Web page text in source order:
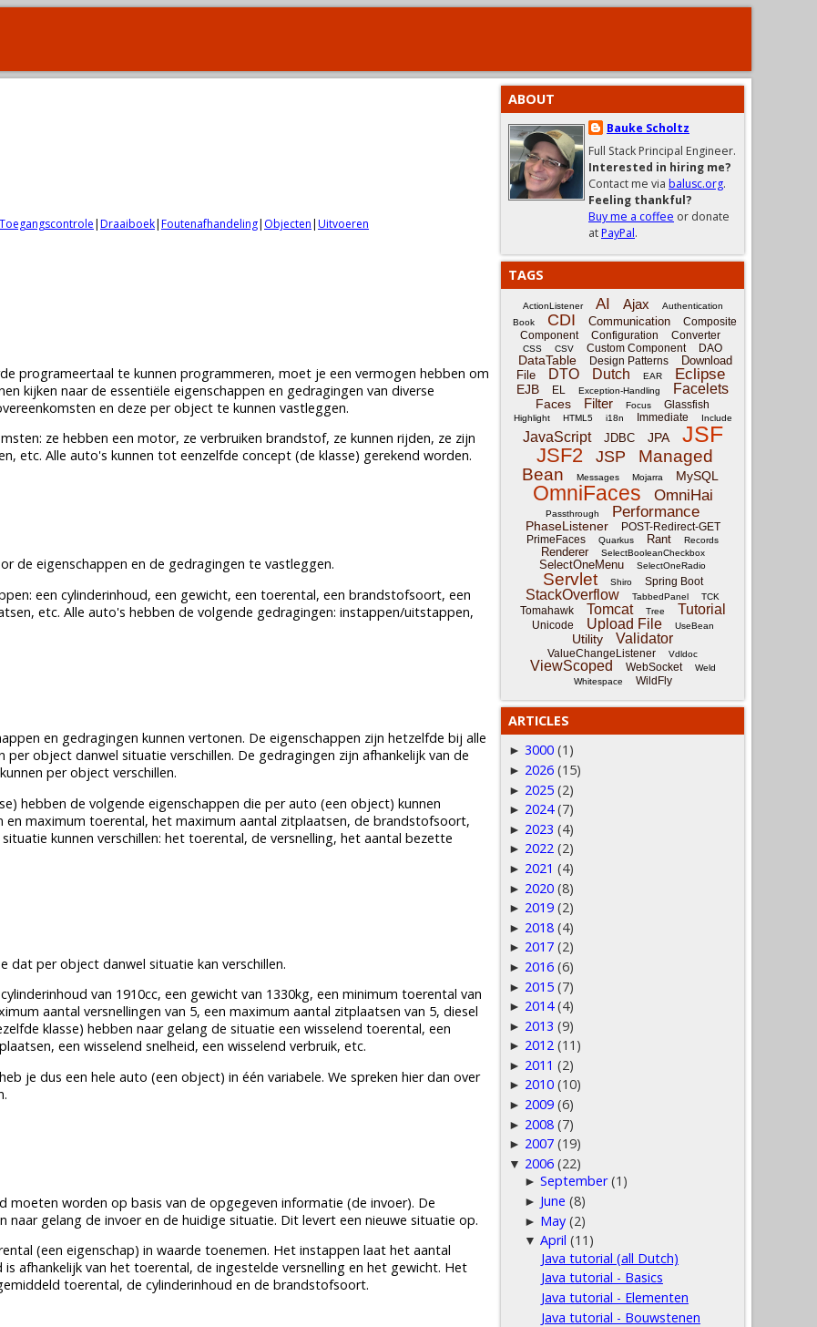
Toegangscontrole|Draaiboek|Foutenafhandeling| Objecten|Uitvoeren
programeertaal te kunnen programmeren, moet je een vermogen hebben om
kijken naar de essentiële eigenschappen en gedragingen van diverse
en deze per object te kunnen vastleggen.
ze hebben een motor, ze verbruiken brandstof, ze kunnen rijden, ze zijn
etc. Alle auto's kunnen tot eenzelfde concept (de klasse) gerekend worden.
de eigenschappen en de gedragingen te vastleggen.
een cylinderinhoud, een gewicht, een toerental, een brandstofsoort, een
etc. Alle auto's hebben de volgende gedragingen: instappen/uitstappen,
en gedragingen kunnen vertonen. De eigenschappen zijn hetzelfde bij alle
per object danwel situatie verschillen. De gedragingen zijn afhankelijk van de
per object verschillen.
) hebben de volgende eigenschappen die per auto (een object) kunnen
en maximum toerental, het maximum aantal zitplaatsen, de brandstofsoort,
kunnen verschillen: het toerental, de versnelling, het aantal bezette
dat perobject danwel situatie kan verschillen.
van 1910cc, een gewicht van 1330kg, een minimum toerental van
aantal versnellingen van 5, een maximum aantal zitplaatsen van 5, diesel
klasse) hebben naar gelang de situatie een wisselend toerental, een
een wisselend snelheid, een wisselend verbruik, etc.
je dus een hele auto (een object) in één variabele. We spreken hier dan over
worden op basis van de opgegeven informatie (de invoer). De
naar gelang de invoer en de huidige situatie. Dit levert een nieuwe situatie op.
(een eigenschap) in waarde toenemen. Het instappen laat het aantal
afhankelijk van het toerental, de ingestelde versnelling en het gewicht. Het
toerental, de cylinderinhoud en de brandstofsoort.
ABOUT
Bauke Scholtz
Full Stack Principal Engineer.
Interested in hiring me?
Contact me via balusc.org.
Feeling thankful?
Buy me a coffee or donate
atPayPal.
TAGS
ActionListener AI Ajax
Authentication
Book
CDI Communication
Composite
Component
Configuration Converter
CSS CSV Custom Component DAO
DataTable Design Patterns
Download
File
DTO Dutch EAR Eclipse
EJB EL Exception-Handling Facelets
Faces Filter Focus Glassfish
Highlight HTML5 i18n Immediate Include
JavaScript JDBC JPA JSF
JSF2 JSP
Managed
Bean
Messages Mojarra MySQL
OmniFaces OmniHai
Passthrough Performance
PhaseListener
POST-Redirect-GET
PrimeFaces
Quarkus Rant Records
Renderer SelectBooleanCheckbox
SelectOneMenu SelectOneRadio
Servlet Shiro Spring Boot
StackOverflow TabbedPanel TCK
Tomahawk Tomcat Tree Tutorial
Unicode Upload File UseBean
Utility Validator
ValueChangeListener Vdldoc
ViewScoped WebSocket
Weld
Whitespace
WildFly
ARTICLES
► 3000 (1)
► 2026 (15)
► 2025 (2)
► 2024 (7)
► 2023 (4)
► 2022 (2)
► 2021 (4)
► 2020 (8)
► 2019 (2)
► 2018 (4)
► 2017 (2)
► 2016 (6)
► 2015 (7)
► 2014 (4)
► 2013 (9)
► 2012 (11)
► 2011 (2)
► 2010 (10)
► 2009 (6)
► 2008 (7)
► 2007 (19)
▼ 2006 (22)
►September (1)
► June (8)
► May (2)
▼April (11)
Java tutorial (all Dutch)
Java tutorial - Basics
Java tutorial - Elementen
Java tutorial - Bouwstenen